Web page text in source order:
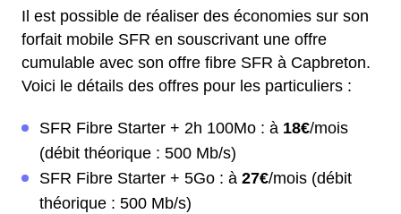
Il est possible de réaliser des économies sur son
forfait mobile SFR en souscrivant une offre
cumulable avec son offre fibre SFR à Capbreton.
Voici le détails des offres pour les particuliers :
SFR Fibre Starter + 2h 100Mo : à 18€/mois
(débit théorique : 500 Mb/s)
SFR Fibre Starter + 5Go : à 27€/mois (débit
théorique : 500 Mb/s)